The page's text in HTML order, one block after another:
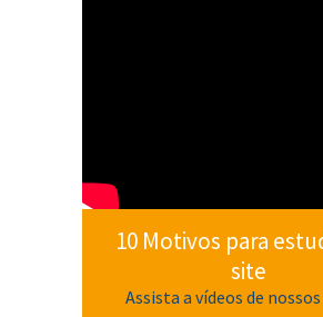
10 Motivos para
site
Assista a vídeos de